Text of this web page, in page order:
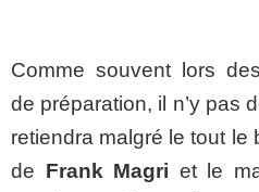
Comme souvent lors
de préparation, il n’y pas
retiendra malgré le tout le
de Frank Magri et le